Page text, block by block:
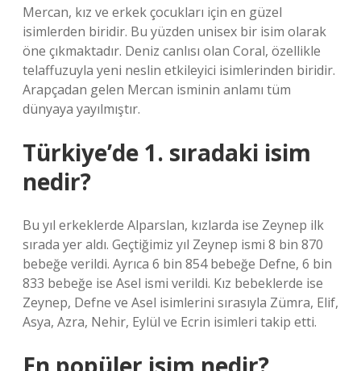
Mercan, kız ve erkek çocukları için en güzel
isimlerden biridir. Bu yüzden unisex bir isim olarak
öne çıkmaktadır. Deniz canlısı olan Coral, özellikle
telaffuzuyla yeni neslin etkileyici isimlerinden biridir.
Arapçadan gelen Mercan isminin anlamı tüm
dünyaya yayılmıştır.
Türkiye’de 1. sıradaki isim
nedir?
Bu yıl erkeklerde Alparslan, kızlarda ise Zeynep ilk
sırada yer aldı. Geçtiğimiz yıl Zeynep ismi 8 bin 870
bebeğe verildi. Ayrıca 6 bin 854 bebeğe Defne, 6 bin
833 bebeğe ise Asel ismi verildi. Kız bebeklerde ise
Zeynep, Defne ve Asel isimlerini sırasıyla Zümra, Elif,
Asya, Azra, Nehir, Eylül ve Ecrin isimleri takip etti.